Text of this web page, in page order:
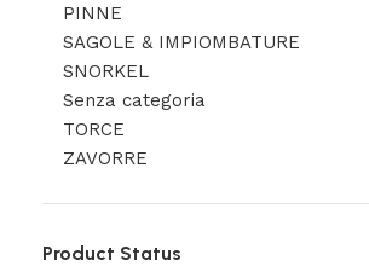
PINNE
SAGOLE & IMPIOMBATURE
SNORKEL
Senza categoria
TORCE
ZAVORRE
Product Status